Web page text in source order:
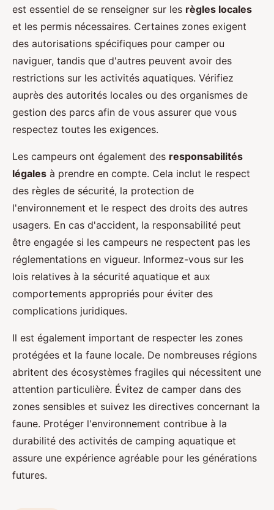
est essentiel de se renseigner sur les règles locales
et les permis nécessaires. Certaines zones exigent
des autorisations spécifiques pour camper ou
naviguer, tandis que d'autres peuvent avoir des
restrictions sur les activités aquatiques. Vérifiez
auprès des autorités locales ou des organismes de
gestion des parcs afin de vous assurer que vous
respectez toutes les exigences.
Les campeurs ont également des responsabilités
légales à prendre en compte. Cela inclut le respect
des règles de sécurité, la protection de
l'environnement et le respect des droits des autres
usagers. En cas d'accident, la responsabilité peut
être engagée si les campeurs ne respectent pas les
réglementations en vigueur. Informez-vous sur les
lois relatives à la sécurité aquatique et aux
comportements appropriés pour éviter des
complications juridiques.
Il est également important de respecter les zones
protégées et la faune locale. De nombreuses régions
abritent des écosystèmes fragiles qui nécessitent une
attention particulière. Évitez de camper dans des
zones sensibles et suivez les directives concernant la
faune. Protéger l'environnement contribue à la
durabilité des activités de camping aquatique et
assure une expérience agréable pour les générations
futures.